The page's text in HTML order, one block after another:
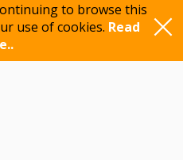
to browse this
use of cookies. Read